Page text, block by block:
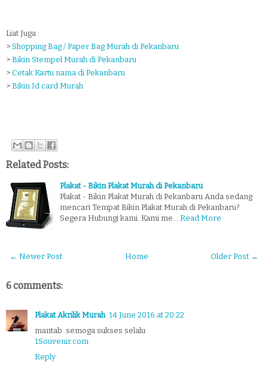
Liat Juga :
> Shopping Bag / Paper Bag Murah di Pekanbaru
> Bikin Stempel Murah di Pekanbaru
> Cetak Kartu nama di Pekanbaru
> Bikin Id card Murah
Related Posts:
Plakat - Bikin Plakat Murah di Pekanbaru
Plakat - Bikin Plakat Murah di Pekanbaru Anda sedang
mencari Tempat Bikin Plakat Murah di Pekanbaru?
Segera Hubungi kami. Kami me…
Read More
← Newer Post Older Post →
Home
6 comments:
Plakat Akrilik Murah 14 June 2016 at 20:22
mantab..semoga sukses selalu
1Souvenir.com
Reply